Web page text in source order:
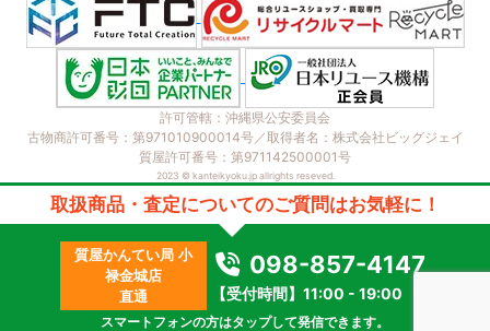
許可管轄：沖縄県公安委員会
古物商許可番号：第971010900014号／取得者名：株式会社ビッグジェイ
質屋許可番号：第971142500001号
2023 © kanteikyoku.jp allrights reseved.
取扱商品・査定についてのご質問はお気軽に！
質屋かんてい局 小
禄金城店
直通
098-857-4147
【受付時間】11:00 - 19:00
スマートフォンの方はタップして発信できます。